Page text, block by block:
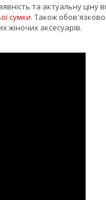
та актуальну ціну
сумки. Також обов'язково
жіночих аксесуарів.